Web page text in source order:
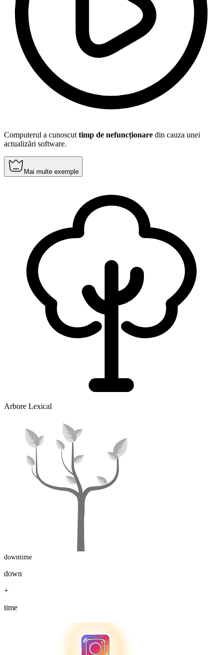
Computerul a cunoscut timp de nefuncționare din cauza unei
actualizări software.
Mai multe exemple
Arbore Lexical
downtime
down
+
time